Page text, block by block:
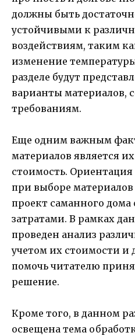
должны быть
устойчивыми к
воздействиям, таким
изменение
разделе будут
варианты материалов,
требованиям.
Еще одним важным
материалов является
стоимость.
при выборе материалов
проект саманного
затратами. В рамках
проведен анализ
учетом их стоимости и
помочь читателю
решение.
Кроме того, в данном
освещена тема